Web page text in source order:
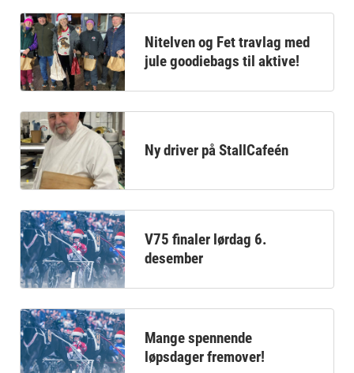
Nitelven og Fet travlag med
jule goodiebags til aktive!
Ny driver på StallCafeén
V75 finaler lørdag 6.
desember
Mange spennende
løpsdager fremover!